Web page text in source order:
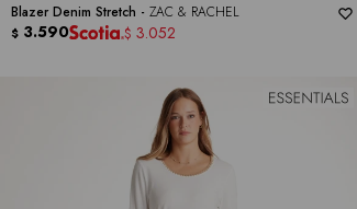
Blazer Denim Stretch - ZAC & RACHEL
$ 3.590 $ 3.052